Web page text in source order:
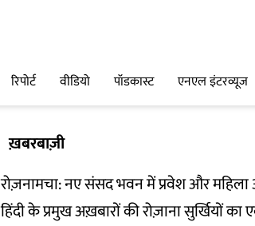
रिपोर्ट वीडियो पॉडकास्ट एनएल इंटरव्यूज
ख़बरबाज़ी
रोज़नामचा: नए संसद भवन में प्रवेश और
हिंदी के प्रमुख अख़बारों की रोज़ाना सुर्खियों